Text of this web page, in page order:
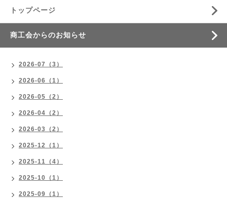
トップページ
商工会からのお知らせ
2026-07（3）
2026-06（1）
2026-05（2）
2026-04（2）
2026-03（2）
2025-12（1）
2025-11（4）
2025-10（1）
2025-09（1）